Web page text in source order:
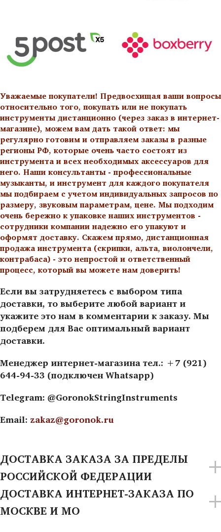
Уважаемые покупатели! Предвосхищая ваши вопросы
относительно того, покупать или не покупать
инструменты дистанционно (через заказ в интернет-
магазине), можем вам дать такой ответ: мы
регулярно готовим и отправляем заказы в разные
регионы РФ, которые очень часто состоят из
инструмента и всех необходимых аксессуаров для
него. Наши консультанты - профессиональные
музыканты, и инструмент для каждого покупателя
мы подбираем с учетом индивидуальных запросов по
размеру, звуковым параметрам, цене. Мы подходим
очень бережно к упаковке наших инструментов -
сотрудники компании надежно его упакуют и
оформят доставку. Скажем прямо, дистанционная
продажа инструмента (скрипки, альта, виолончели,
контрабаса) - это непростой и ответственный
процесс, который вы можете нам доверить!
Если вы затрудняетесь с выбором типа
доставки, то выберите любой вариант и
укажите это нам в комментарии к заказу. Мы
подберем для Вас оптимальный вариант
доставки.
Менеджер интернет-магазина тел.: +7 (921)
644-94-33 (подключен Whatsapp)
Telegram: @GoronokStringInstruments
Email: zakaz@goronok.ru
ДОСТАВКА ЗАКАЗА ЗА ПРЕДЕЛЫ
РОССИЙСКОЙ ФЕДЕРАЦИИ
ДОСТАВКА ИНТЕРНЕТ-ЗАКАЗА ПО
МОСКВЕ И МО